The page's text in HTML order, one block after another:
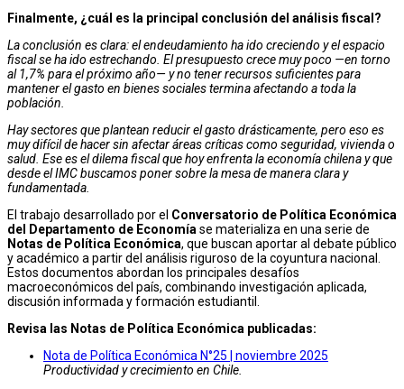
Finalmente, ¿cuál es la principal conclusión del análisis fiscal?
La conclusión es clara: el endeudamiento ha ido creciendo y el espacio
fiscal se ha ido estrechando. El presupuesto crece muy poco —en torno
al 1,7% para el próximo año— y no tener recursos suficientes para
mantener el gasto en bienes sociales termina afectando a toda la
población.
Hay sectores que plantean reducir el gasto drásticamente, pero eso es
muy difícil de hacer sin afectar áreas críticas como seguridad, vivienda o
salud. Ese es el dilema fiscal que hoy enfrenta la economía chilena y que
desde el IMC buscamos poner sobre la mesa de manera clara y
fundamentada.
El trabajo desarrollado por el Conversatorio de Política Económica
del Departamento de Economíase materializa en una serie de
Notas de Política Económica, que buscan aportar al debate público
y académico a partir del análisis riguroso de la coyuntura nacional.
Estos documentos abordan los principales desafíos
macroeconómicos del país, combinando investigación aplicada,
discusión informada y formación estudiantil.
Revisa las Notas de Política Económica publicadas:
Nota de Política Económica N°25 | noviembre 2025
Productividad y crecimiento en Chile.